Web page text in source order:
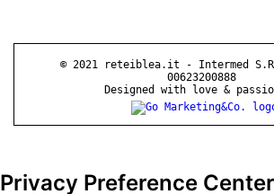
© 2021 reteiblea.it - Intermed
00623200888
Designed with love &
Privacy Preference Center